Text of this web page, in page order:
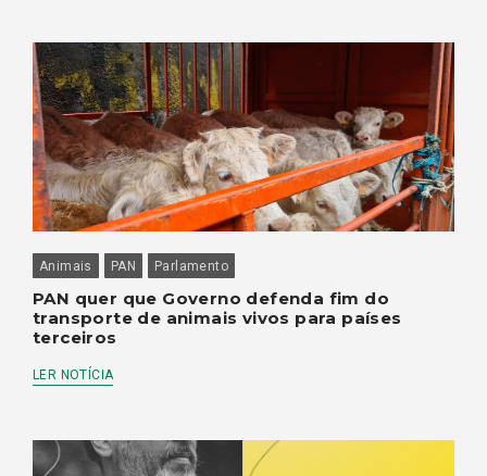
Animais PAN Parlamento
PAN quer que Governo defenda fim do
transporte de animais vivos para países
terceiros
LER NOTÍCIA